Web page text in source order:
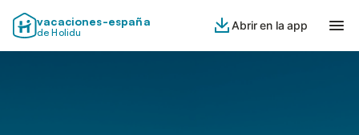
vacaciones-españa
de Holidu
Abrir en la app